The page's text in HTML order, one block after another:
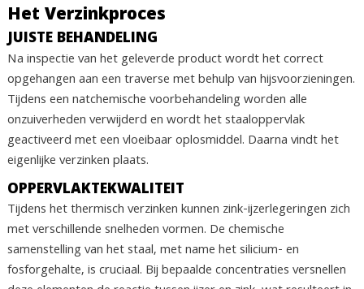
Het Verzinkproces
JUISTE BEHANDELING
Na inspectie van het geleverde product wordt het correct
opgehangen aan een traverse met behulp van hijsvoorzieningen.
Tijdens een natchemische voorbehandeling worden alle
onzuiverheden verwijderd en wordt het staaloppervlak
geactiveerd met een vloeibaar oplosmiddel. Daarna vindt het
eigenlijke verzinken plaats.
OPPERVLAKTEKWALITEIT
Tijdens het thermisch verzinken kunnen zink-ijzerlegeringen zich
met verschillende snelheden vormen. De chemische
samenstelling van het staal, met name het silicium- en
fosforgehalte, is cruciaal. Bij bepaalde concentraties versnellen